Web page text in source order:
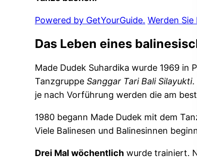
Powered by GetYourGuide. Werden Sie
Das Leben eines
Made Dudek Suhardika wurde 1969 in
Tanzgruppe Sanggar Tari Bali Silayukti.
je nach Vorführung werden die am
1980 begann Made Dudek mit dem
Viele Balinesen und Balinesinnen
Drei Mal wöchentlich wurde trainiert.